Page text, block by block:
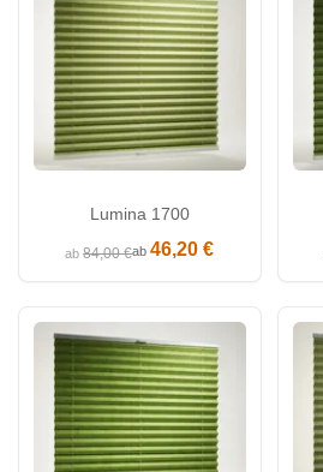
Lumina 1700
ab84,00 €ab46,20 €